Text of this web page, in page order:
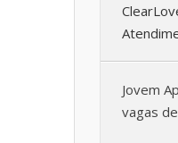
Jovem
vagas